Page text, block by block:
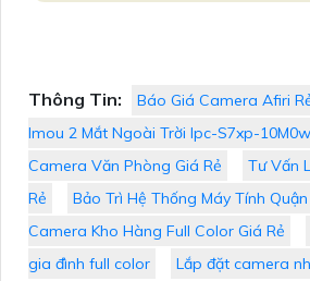
Thông Tin: Báo Giá Camera Afiri
Imou 2 Mắt Ngoài Trời Ipc-S7xp-
Camera Văn Phòng Giá Rẻ
Tư Vấn
Rẻ
Bảo Trì Hệ Thống Máy Tính
Camera Kho Hàng Full Color Giá Rẻ
gia đình full color
Lắp đặt camera